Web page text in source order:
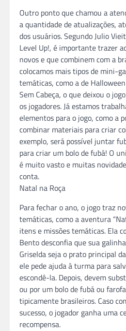
Outro ponto que chamou a
a quantidade de atualizações,
dos usuários. Segundo Julio
Level Up!, é importante trazer
novos e que combinem com a
colocamos mais tipos de mini-
temáticas, como a de
Sem Cabeça, o que deixou o
os jogadores. Já estamos
elementos para o jogo, como a
combinar materiais para criar
exemplo, será possível juntar
para criar um bolo de fubá! O
é muito vasto e muitas
conta.
Natal na Roça
Para fechar o ano, o jogo traz
temáticas, como a aventura
itens e missões temáticas. Ela
Bento desconfia que sua
Griselda seja o prato principal
ele pede ajuda à turma para
escondê-la. Depois, devem
ou por um bolo de fubá ou
tipicamente brasileiros. Caso
sucesso, o jogador ganha uma
recompensa.